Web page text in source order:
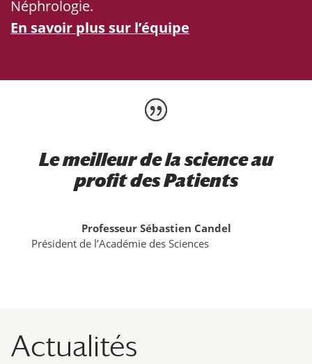
Néphrologie.
En savoir plus sur l’équipe
Le meilleur de la science au
profit des Patients
Professeur Sébastien Candel
Président de l’Académie des Sciences
Actualités